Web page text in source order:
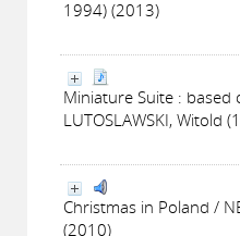
1994) (2013)
Miniature Suite : based
LUTOSLAWSKI, Witold
Christmas in Poland /
(2010)